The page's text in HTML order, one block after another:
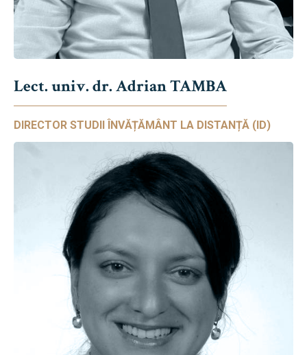
Lect. univ. dr. Adrian TAMBA
DIRECTOR STUDII ÎNVĂȚĂMÂNT LA DISTANȚĂ (ID)